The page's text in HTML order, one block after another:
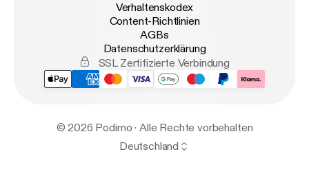
Verhaltenskodex
Content-Richtlinien
AGBs
Datenschutzerklärung
SSL Zertifizierte Verbindung
© 2026 Podimo · Alle Rechte vorbehalten
Deutschland